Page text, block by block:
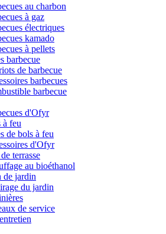
au charbon
à gaz
électriques
kamado
à pellets
barbecue
de barbecue
barbecues
barbecue
d'Ofyr
à feu
de bols à feu
d'Ofyr
terrasse
au bioéthanol
de jardin
du jardin
de service